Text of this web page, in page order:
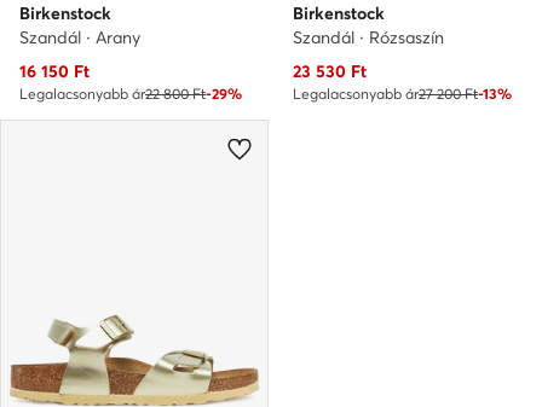
Birkenstock
Szandál · Arany
Aktuális ár
16 150 Ft
Legalacsonyabb ár22 800 Ft-29%
Birkenstock
Szandál · Rózsaszín
Aktuális ár
23 530 Ft
Legalacsonyabb ár27 200 Ft-13%